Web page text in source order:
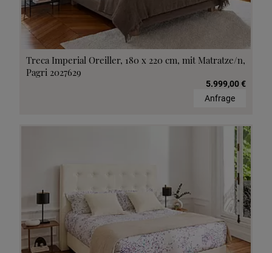
Treca Imperial Oreiller, 180 x 220 cm, mit Matratze/n,
Pagri 2027629
5.999,00 €
Anfrage